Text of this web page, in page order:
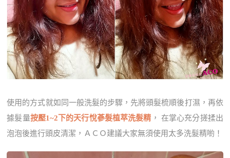
使用的方式就如同一般洗髮的步驟，先將頭髮梳順後打濕，再依
據髮量按壓1~2下的天行悅蔘髮植萃洗髮精 ， 在掌心充分搓揉出
泡泡後進行頭皮清潔，ＡＣＯ建議大家無須使用太多洗髮精喲！